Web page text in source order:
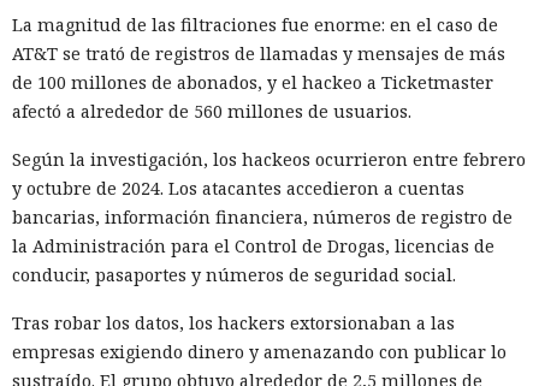
pudieron respirar más tranquilos: salió una nueva versión
del framework de JavaScript Next.js, que promete librarlos
del conocido mensaje «FATAL ERROR». El equipo de Next.js
resentó la versión 16.3 — la primera actualización
de memoria RAM en desarrollo hasta un 90% y, además,
acelera el renderizado y el funcionamiento en general.
La contribución principal a la economía de memoria la
aporta el empaquetador integrado Turbopack, que desde
En la nueva versión están activados por defecto el caché en
disco y el desplazamiento de datos no utilizados a disco. Una
La magnitud de las filtraciones fue enorme: en el caso de
AT&T se trató de registros de llamadas y mensajes de más
de 100 millones de abonados, y el hackeo a Ticketmaster
afectó a alrededor de 560 millones de usuarios.
Según la investigación, los hackeos ocurrieron entre febrero
y octubre de 2024. Los atacantes accedieron a cuentas
bancarias, información financiera, números de registro de
la Administración para el Control de Drogas, licencias de
conducir, pasaportes y números de seguridad social.
Tras robar los datos, los hackers extorsionaban a las
empresas exigiendo dinero y amenazando con publicar lo
sustraído. El grupo obtuvo alrededor de 2,5 millones de